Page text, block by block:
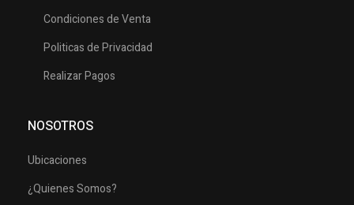
Condiciones de Venta
Politicas de Privacidad
Realizar Pagos
NOSOTROS
Ubicaciones
¿Quienes Somos?